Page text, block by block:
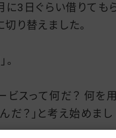
に3日ぐらい借りても
切り替えました。
ビスって何だ？ 何を用
だ？」と考え始めまし